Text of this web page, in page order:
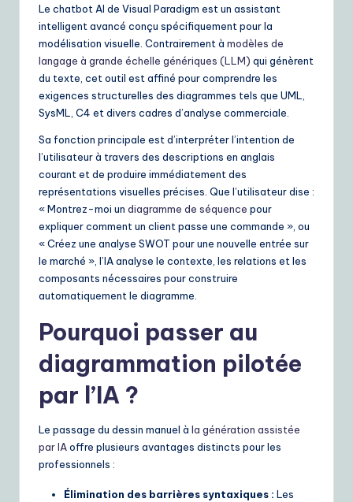
&
S
o
ft
w
o
lu
Le chatbot AI de Visual Paradigm est un assistant
intelligent avancé conçu spécifiquement pour la
modélisation visuelle. Contrairement à modèles de
langage à grande échelle génériques (LLM) qui génèrent
du texte, cet outil est affiné pour comprendre les
exigences structurelles des diagrammes tels que UML,
SysML, C4 et divers cadres d’analyse commerciale.
Sa fonction principale est d’interpréter l’intention de
l’utilisateur à travers des descriptions en anglais
courant et de produire immédiatement des
représentations visuelles précises. Que l’utilisateur dise :
« Montrez-moi un diagramme de séquence pour
expliquer comment un client passe une commande », ou
« Créez une analyse SWOT pour une nouvelle entrée sur
le marché », l’IA analyse le contexte, les relations et les
composants nécessaires pour construire
automatiquement le diagramme.
Pourquoi passer au
diagrammation pilotée
par l’IA ?
Le passage du dessin manuel à la génération assistée
par IAoffre plusieurs avantages distincts pour les
professionnels :
Élimination des barrières syntaxiques : Les